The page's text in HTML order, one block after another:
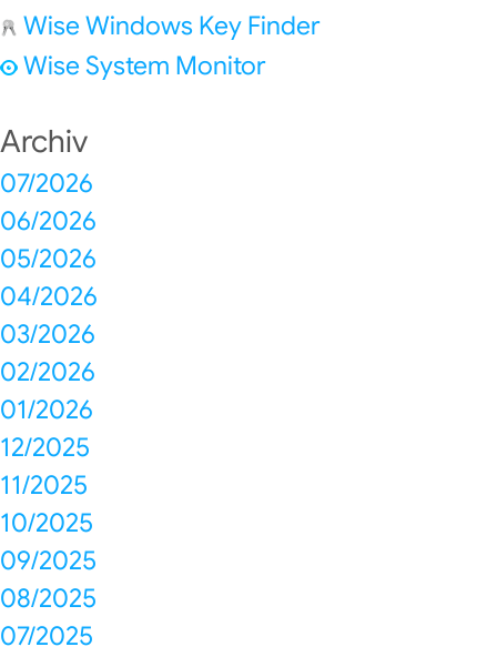
Wise Windows Key Finder
Wise System Monitor
Archiv
07/2026
06/2026
05/2026
04/2026
03/2026
02/2026
01/2026
12/2025
11/2025
10/2025
09/2025
08/2025
07/2025